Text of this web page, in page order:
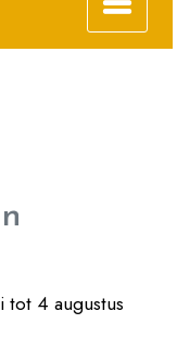
tot 4 augustus